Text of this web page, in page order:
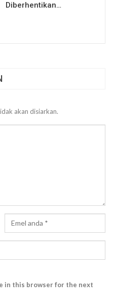
Diberhentikan…
akan disiarkan.
in this browser for the next